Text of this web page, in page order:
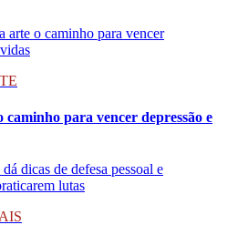
para vencer depressão e